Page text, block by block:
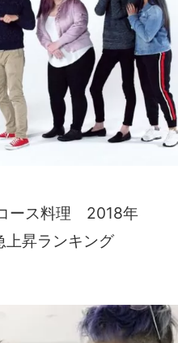
ース料理 2018年
上昇ランキング